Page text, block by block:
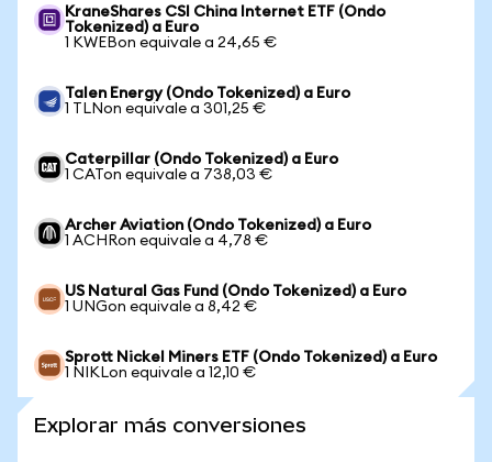
KraneShares CSI China Internet ETF (Ondo
Tokenized) a Euro
1 KWEBon equivale a 24,65 €
Talen Energy (Ondo Tokenized) a Euro
1 TLNon equivale a 301,25 €
Caterpillar (Ondo Tokenized) a Euro
1 CATon equivale a 738,03 €
Archer Aviation (Ondo Tokenized) a Euro
1 ACHRon equivale a 4,78 €
US Natural Gas Fund (Ondo Tokenized) a Euro
1 UNGon equivale a 8,42 €
Sprott Nickel Miners ETF (Ondo Tokenized) a Euro
1 NIKLon equivale a 12,10 €
Explorar más conversiones